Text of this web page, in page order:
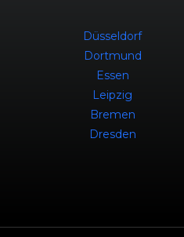
Düsseldorf
Dortmund
Essen
Leipzig
Bremen
Dresden